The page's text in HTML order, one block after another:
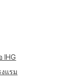
IHG
แรม